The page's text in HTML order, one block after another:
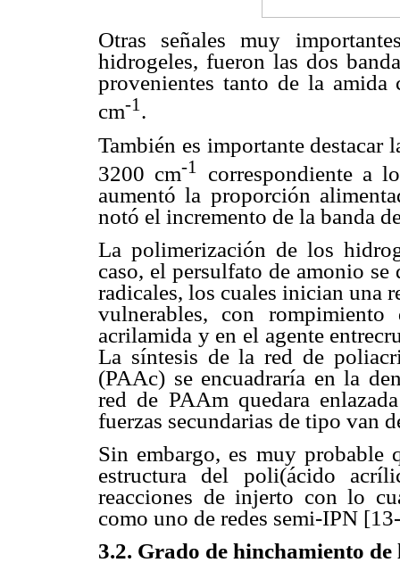
Otras señales muy
hidrogeles, fueron las dos
provenientes tanto de la
cm-1 .
También es importante destacar
3200 cm-1
correspondiente a
aumentó la proporción
notó el incremento de la banda
La polimerización de los
caso, el persulfato de amonio
radicales, los cuales inician una
vulnerables, con
acrilamida y en el agente
La síntesis de la red de
(PAAc) se encuadraría en la
red de PAAm quedara
fuerzas secundarias de tipo van
Sin embargo, es muy probable
estructura del poli(ácido
reacciones de injerto con lo
como uno de redes semi-IPN
3.2. Grado de hinchamiento de